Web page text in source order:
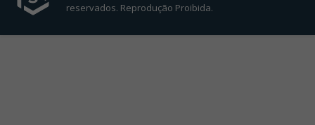
reservados. Reprodução Proibida.